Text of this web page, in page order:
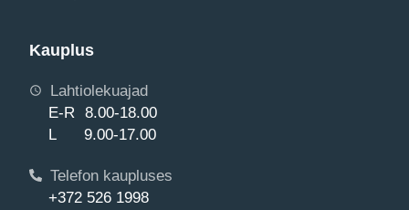
Kauplus
Lahtiolekuajad
E-R 8.00-18.00
L 9.00-17.00
Telefon kaupluses
+372 526 1998